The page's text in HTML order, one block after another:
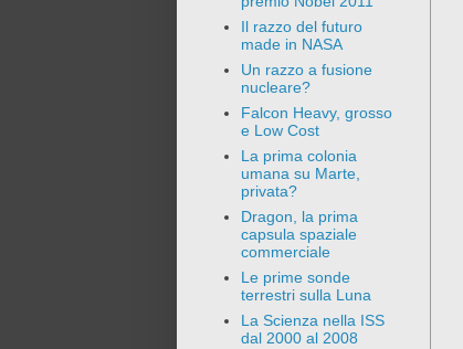
Il razzo del futuro
made in NASA
Un razzo a fusione
nucleare?
Falcon Heavy, grosso
e Low Cost
La prima colonia
umana su Marte,
privata?
Dragon, la prima
capsula spaziale
commerciale
Le prime sonde
terrestri sulla Luna
La Scienza nella ISS
dal 2000 al 2008